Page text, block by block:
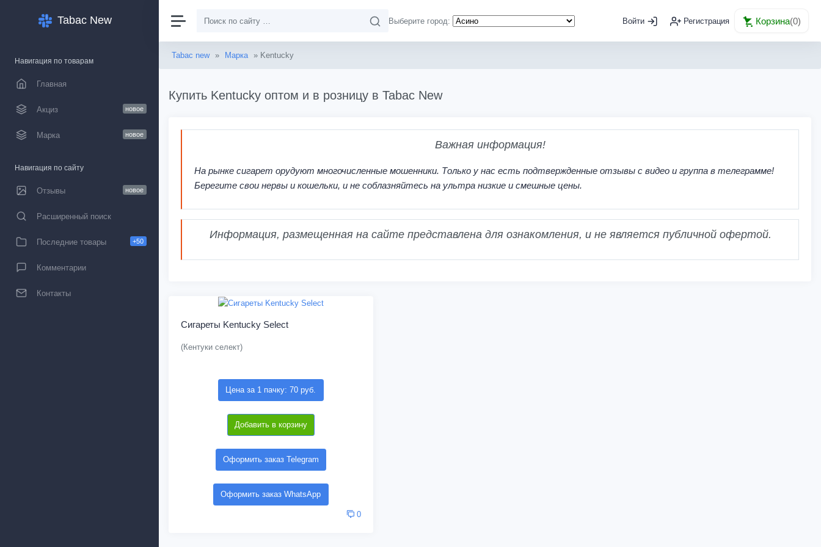
Tabac New
Навигация по товарам
Главная
Акциз новое
Марка новое
Навигация по сайту
Отзывы новое
Расширенный поиск
Последние товары +50
Комментарии
Контакты
Выберите город: Войти Регистрация Корзина(0)
Tabac new » Марка » Kentucky
Купить Kentucky оптом и в розницу в Tabac New
Важная информация!
На рынке сигарет орудуют многочисленные мошенники. Только у нас есть подтвержденные отзывы с видео и группа в телеграмме!
Берегите свои нервы и кошельки, и не соблазняйтесь на ультра низкие и смешные цены.
Информация, размещенная на сайте представлена для ознакомления, и не является публичной офертой.
Сигареты Kentucky Select
(Кентуки селект)
Цена за 1 пачку: 70 руб.
Добавить в корзину
Оформить заказ Telegram
Оформить заказ WhatsApp
0